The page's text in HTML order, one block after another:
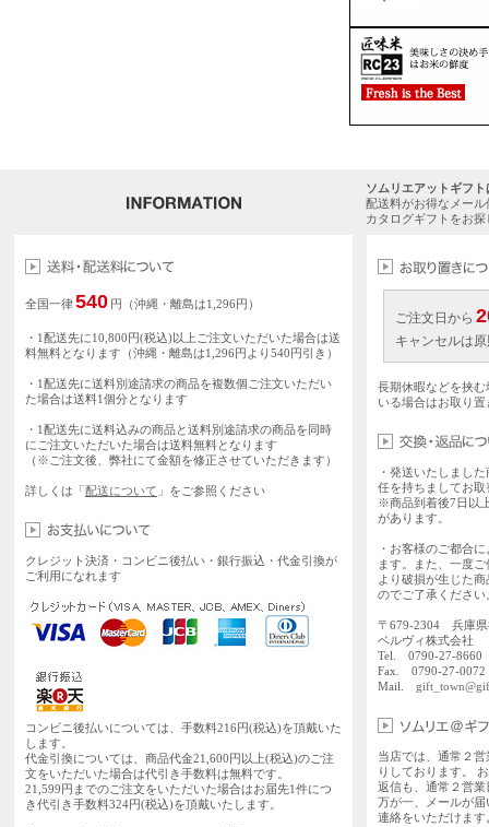
ソムリエアットギフ
配送料がお得なメー
カタログギフトをお
全国一律540 円（沖縄・離島は1,296円）
・1配送先に10,800円(税込)以上ご注文いただいた場合は送
料無料となります（沖縄・離島は1,296円より540円引き）
・1配送先に送料別途請求の商品を複数個ご注文いただい
た場合は送料1個分となります
・1配送先に送料込みの商品と送料別途請求の商品を同時
にご注文いただいた場合は送料無料となります
（※ご注文後、弊社にて金額を修正させていただきます）
詳しくは「 配送について 」をご参照ください
クレジット決済・コンビニ後払い・銀行振込・代金引換が
ご利用になれます
コンビニ後払いについては、手数料216円(税込)を頂戴いた
します。
代金引換については、商品代金21,600円以上(税込)のご注
文をいただいた場合は代引き手数料は無料です。
21,599円までのご注文をいただいた場合はお届先1件につ
き代引き手数料324円(税込)を頂戴いたします。
ご注文日から
キャンセルは
長期休暇などを挟
いる場合はお取り
・発送いたしまし
任を持ちましてお
※商品到着後7日以
があります。
・お客様のご都合
ます。また、一度
より破損が生じた
のでご了承ください
〒679-2304 兵庫県
ベルヴィ株式会社
Tel. 0790-27-
Fax. 0790-27-0072
Mail.
当店では、通常２
りしております。
返信も、通常２営
万が一、メールが
連絡をいただけま